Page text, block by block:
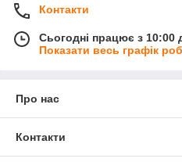
Контакти
Сьогодні працює з 10:00
Показати весь графік
Про нас
Контакти